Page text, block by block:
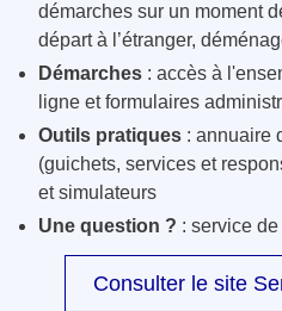
démarches sur un moment
départ à l’étranger,
Démarches : accès à
ligne et formulaires
Outils pratiques : annuaire
(guichets, services et
et simulateurs
Une question ? : service
Consulter le site